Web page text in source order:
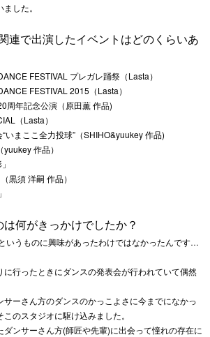
した。
連で出演したイベントはどのくらいあ
FESTIVAL プレガレ踊祭（Lasta）
FESTIVAL 2015（Lasta）
周年記念公演（原田薫 作品)
（Lasta）
いまここ全力投球”（SHIHO&yuukey 作品)
yuukey 作品）
黒須 洋嗣 作品）
何がきっかけでしたか？
いうものに興味があったわけではなかったんです…
に行ったときにダンスの発表会が行われていて偶然
サーさん方のダンスのかっこよさに今までになかっ
のスタジオに駆け込みました。
ダンサーさん方(師匠や先輩)に出会って憧れの存在に